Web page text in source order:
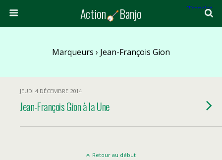
Action Banjo
Marqueurs › Jean-François Gion
JEUDI 4 DÉCEMBRE 2014
Jean-François Gion à la Une
Retour au début